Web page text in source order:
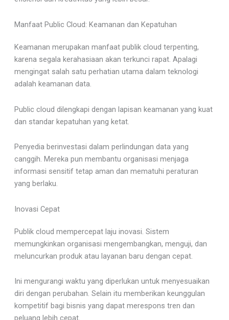
Manfaat Public Cloud: Keamanan dan Kepatuhan
Keamanan merupakan manfaat publik cloud terpenting,
karena segala kerahasiaan akan terkunci rapat. Apalagi
mengingat salah satu perhatian utama dalam teknologi
adalah keamanan data.
Public cloud dilengkapi dengan lapisan keamanan yang kuat
dan standar kepatuhan yang ketat.
Penyedia berinvestasi dalam perlindungan data yang
canggih. Mereka pun membantu organisasi menjaga
informasi sensitif tetap aman dan mematuhi peraturan
yang berlaku.
Inovasi Cepat
Publik cloud mempercepat laju inovasi. Sistem
memungkinkan organisasi mengembangkan, menguji, dan
meluncurkan produk atau layanan baru dengan cepat.
Ini mengurangi waktu yang diperlukan untuk menyesuaikan
diri dengan perubahan. Selain itu memberikan keunggulan
kompetitif bagi bisnis yang dapat merespons tren dan
peluang lebih cepat.